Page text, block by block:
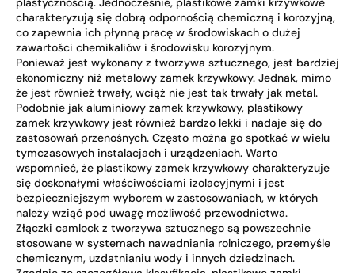
charakteryzują się dobrą odpornością chemiczną i korozyjną,
co zapewnia ich płynną pracę w środowiskach o dużej
zawartości chemikaliów i środowisku korozyjnym.
Ponieważ jest wykonany z tworzywa sztucznego, jest bardziej
ekonomiczny niż metalowy zamek krzywkowy. Jednak, mimo
że jest również trwały, wciąż nie jest tak trwały jak metal.
Podobnie jak aluminiowy zamek krzywkowy, plastikowy
zamek krzywkowy jest również bardzo lekki i nadaje się do
zastosowań przenośnych. Często można go spotkać w wielu
tymczasowych instalacjach i urządzeniach. Warto
wspomnieć, że plastikowy zamek krzywkowy charakteryzuje
się doskonałymi właściwościami izolacyjnymi i jest
bezpieczniejszym wyborem w zastosowaniach, w których
należy wziąć pod uwagę możliwość przewodnictwa.
Złączki camlock z tworzywa sztucznego są powszechnie
stosowane w systemach nawadniania rolniczego, przemyśle
chemicznym, uzdatnianiu wody i innych dziedzinach.